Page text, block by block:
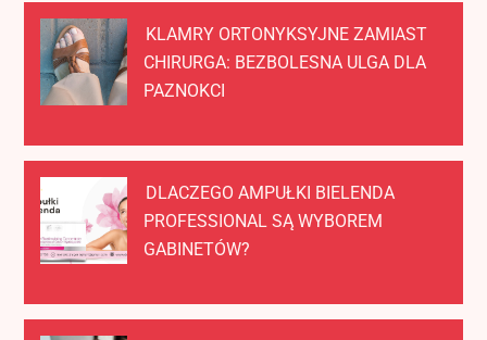
KLAMRY ORTONYKSYJNE ZAMIAST
CHIRURGA: BEZBOLESNA ULGA DLA
PAZNOKCI
DLACZEGO AMPUŁKI BIELENDA
PROFESSIONAL SĄ WYBOREM
GABINETÓW?